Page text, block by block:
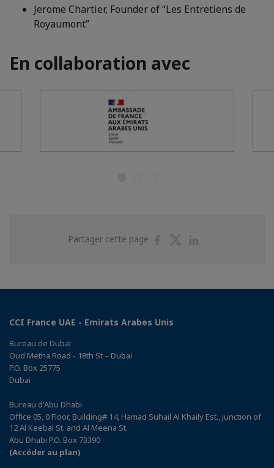
Jerome Chartier, Founder of “Les Entretiens de
Royaumont”
En collaboration avec
Partager cette page
PartagerPartager
CCI France UAE - Emirats Arabes Unis
Bureau de Dubaï
Oud Metha Road - 18th St – Dubai
P.O. Box 25775
Dubaï
Bureau d'Abu Dhabi
Office 05, 0 Floor, Building# 14, Hamad Suhail Al Khaily Est., junction of
12 Al Keebal St. and Al Meena St.
Abu Dhabi P.O. Box 73390
(Accéder au plan)